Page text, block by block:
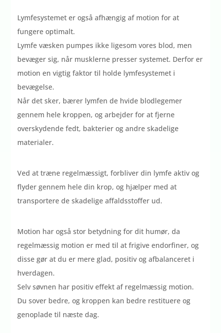
Lymfesystemet er også afhængig af motion for at
fungere optimalt.
Lymfe væsken pumpes ikke ligesom vores blod, men
bevæger sig, når musklerne presser systemet. Derfor er
motion en vigtig faktor til holde lymfesystemet i
bevægelse.
Når det sker, bærer lymfen de hvide blodlegemer
gennem hele kroppen, og arbejder for at fjerne
overskydende fedt, bakterier og andre skadelige
materialer.
Ved at træne regelmæssigt, forbliver din lymfe aktiv og
flyder gennem hele din krop, og hjælper med at
transportere de skadelige affaldsstoffer ud.
Motion har også stor betydning for dit humør, da
regelmæssig motion er med til at frigive endorfiner, og
disse gør at du er mere glad, positiv og afbalanceret i
hverdagen.
Selv søvnen har positiv effekt af regelmæssig motion.
Du sover bedre, og kroppen kan bedre restituere og
genoplade til næste dag.